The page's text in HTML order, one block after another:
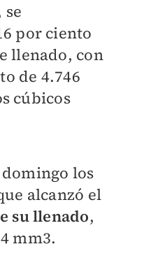
se
por ciento
llenado, con
de 4.746
cúbicos
los
alcanzó el
su llenado,
mm3.